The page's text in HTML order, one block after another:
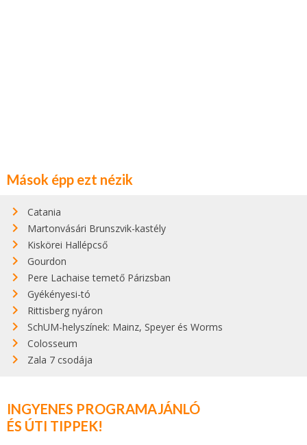
Mások épp ezt nézik
Catania
Martonvásári Brunszvik-kastély
Kiskörei Hallépcső
Gourdon
Pere Lachaise temető Párizsban
Gyékényesi-tó
Rittisberg nyáron
SchUM-helyszínek: Mainz, Speyer és Worms
Colosseum
Zala 7 csodája
INGYENES PROGRAMAJÁNLÓ
ÉS ÚTI TIPPEK!